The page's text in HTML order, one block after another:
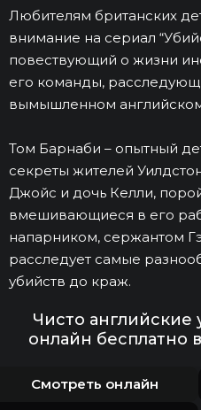
Любителям британских
внимание на сериал
повествующий о жизни
его команды,
вымышленном
Том Барнаби – опытный
секреты жителей
Джойс и дочь Келли,
вмешивающиеся в его
напарником, сержантом
расследует самые
убийств до краж.
Чисто английские
онлайн бесплатно
Смотреть онлайн